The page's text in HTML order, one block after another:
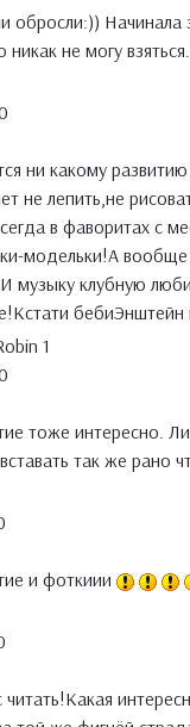
обросли:)) Начинала
не могу
ни какому
не лепить,не
в фаворитах с
модельки!А
музыку клубную
1
тоже интересно.
так же рано
и фоткиии